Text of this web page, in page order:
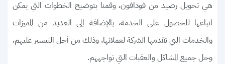
هي تحويل رصيد من فودافون، وقمنا بتوضيح الخطوات التي يمكن
اتباعها للحصول على الخدمة، بالإضافة إلى العديد من المميزات
والخدمات التي تقدمها الشركة لعملائها، وذلك من أجل التيسير عليهم،
وحل جميع المشاكل والعقبات التي تواجههم.